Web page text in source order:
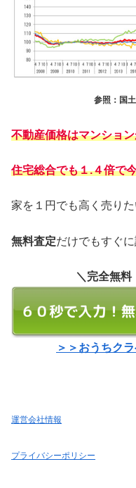
参照：国
不動産価格はマンショ
住宅総合でも１.４倍で
家を１円でも高く売り
無料査定だけでもすぐ
＼完全無料
＞＞おうちク
運営会社情報
プライバシーポリシー